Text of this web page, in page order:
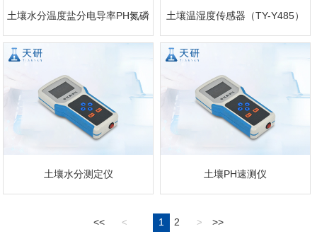
土壤水分温度盐分电导率PH氮磷 土壤温湿度传感器（TY-Y485）
土壤水分测定仪 土壤PH速测仪
<< < 1 2 > >>